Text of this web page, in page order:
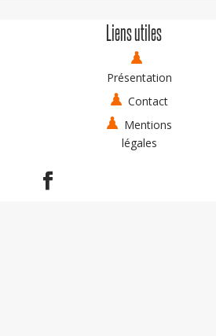
Liens utiles
Présentation
Contact
Mentions
légales